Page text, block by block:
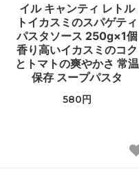
イル キャンティ レトル
トイカスミのスパゲティ
パスタソース 250g×1個
香り高いイカスミのコク
とトマトの爽やかさ 常温
保存 スープパスタ
580円